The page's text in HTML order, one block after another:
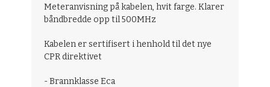
Meteranvisning på kabelen, hvit farge. Klarer
båndbredde opp til 500MHz
Kabelen er sertifisert i henhold til det nye
CPR direktivet
- Brannklasse Eca